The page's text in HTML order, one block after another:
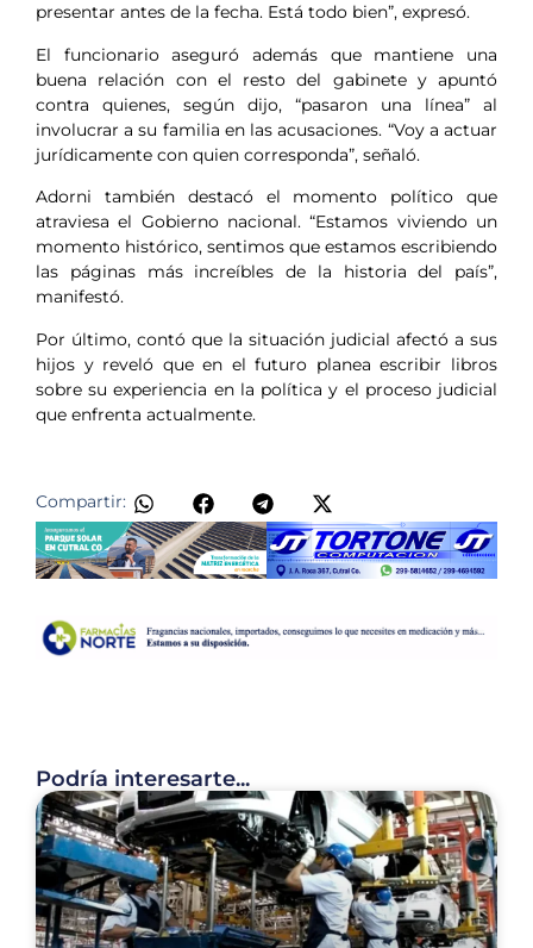
presentar antes de la fecha. Está todo bien”, expresó.
El funcionario aseguró además que mantiene una
buena relación con el resto del gabinete y apuntó
contra quienes, según dijo, “pasaron una línea” al
involucrar a su familia en las acusaciones. “Voy a actuar
jurídicamente con quien corresponda”, señaló.
Adorni también destacó el momento político que
atraviesa el Gobierno nacional. “Estamos viviendo un
momento histórico, sentimos que estamos escribiendo
las páginas más increíbles de la historia del país”,
manifestó.
Por último, contó que la situación judicial afectó a sus
hijos y reveló que en el futuro planea escribir libros
sobre su experiencia en la política y el proceso judicial
que enfrenta actualmente.
Compartir:
Podría interesarte...